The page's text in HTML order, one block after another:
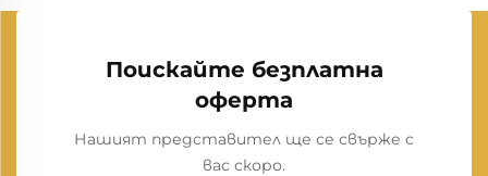
Поискайте безплатна
оферта
Нашият представител ще се свърже с
вас скоро.